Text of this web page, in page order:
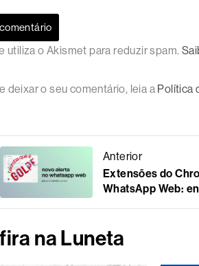
utiliza o Akismet para reduzir spam.
deixar o seu comentário, leia a Política
Anterior
Extensões do
WhatsApp Web:
na Luneta